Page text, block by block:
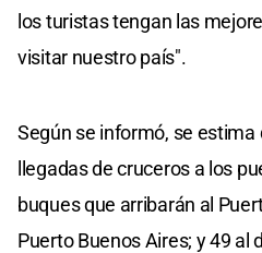
los turistas tengan las
visitar nuestro país".
Según se informó, se
llegadas de cruceros a los
buques que arribarán al
Puerto Buenos Aires; y 49 al